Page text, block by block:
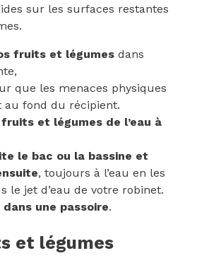
sur les surfaces restantes
fruits et légumes dans
que les menaces physiques
au fond du récipient.
et légumes de l’eau à
le bac ou la bassine et
, toujours à l’eau en les
le jet d’eau de votre robinet.
une passoire.
et légumes